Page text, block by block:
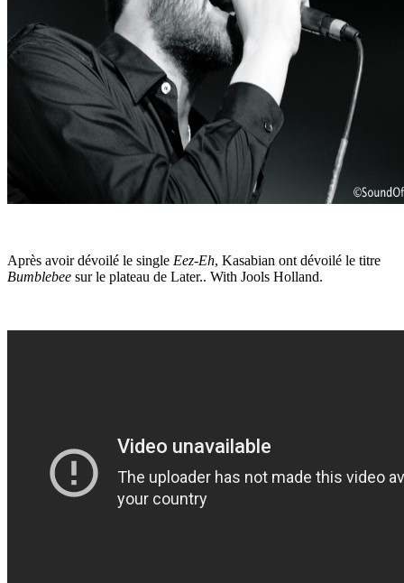
Après avoir dévoilé le single Eez-Eh, Kasabian ont dévoilé le titre
Bumblebee sur le plateau de Later.. With Jools Holland.